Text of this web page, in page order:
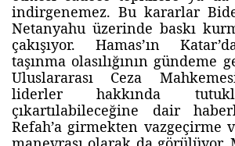
indirgenemez. Bu kararlar
Netanyahu üzerinde baskı
çakışıyor. Hamas’ın
taşınma olasılığının gündeme
Uluslararası Ceza
liderler hakkında
çıkartılabileceğine dair
Refah’a girmekten vazgeçirme